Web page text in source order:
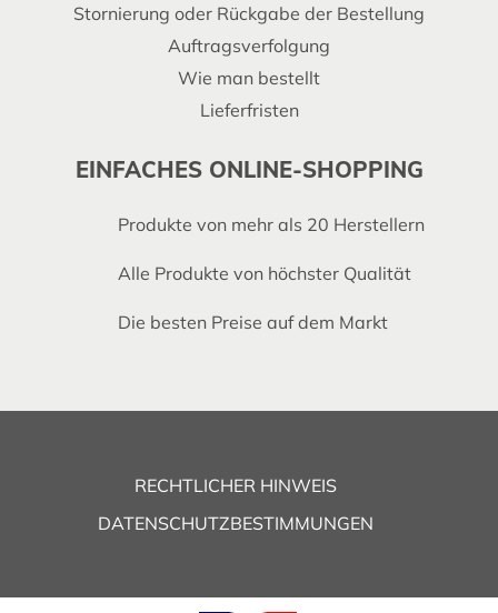
Stornierung oder Rückgabe der Bestellung
Auftragsverfolgung
Wie man bestellt
Lieferfristen
EINFACHES ONLINE-SHOPPING
Produkte von mehr als 20 Herstellern
Alle Produkte von höchster Qualität
Die besten Preise auf dem Markt
RECHTLICHER HINWEIS
DATENSCHUTZBESTIMMUNGEN